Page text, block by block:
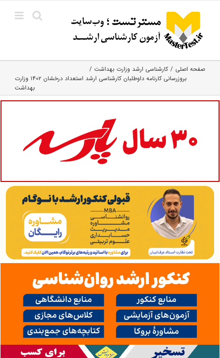
content
صفحه اصلی
کارشناسی ارشد وزارت بهداشت
بروزرسانی کارنامه داوطلبان کارشناسی ارشد استعداد درخشان ۱۴۰۲ وزارت
بهداشت